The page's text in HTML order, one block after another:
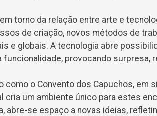
torno da relação entre arte e
de criação, novos métodos de
e globais. A tecnologia abre
funcionalidade, provocando surpresa,
como o Convento dos Capuchos, em
cria um ambiente único para estes
abre-se espaço a novas ideias,